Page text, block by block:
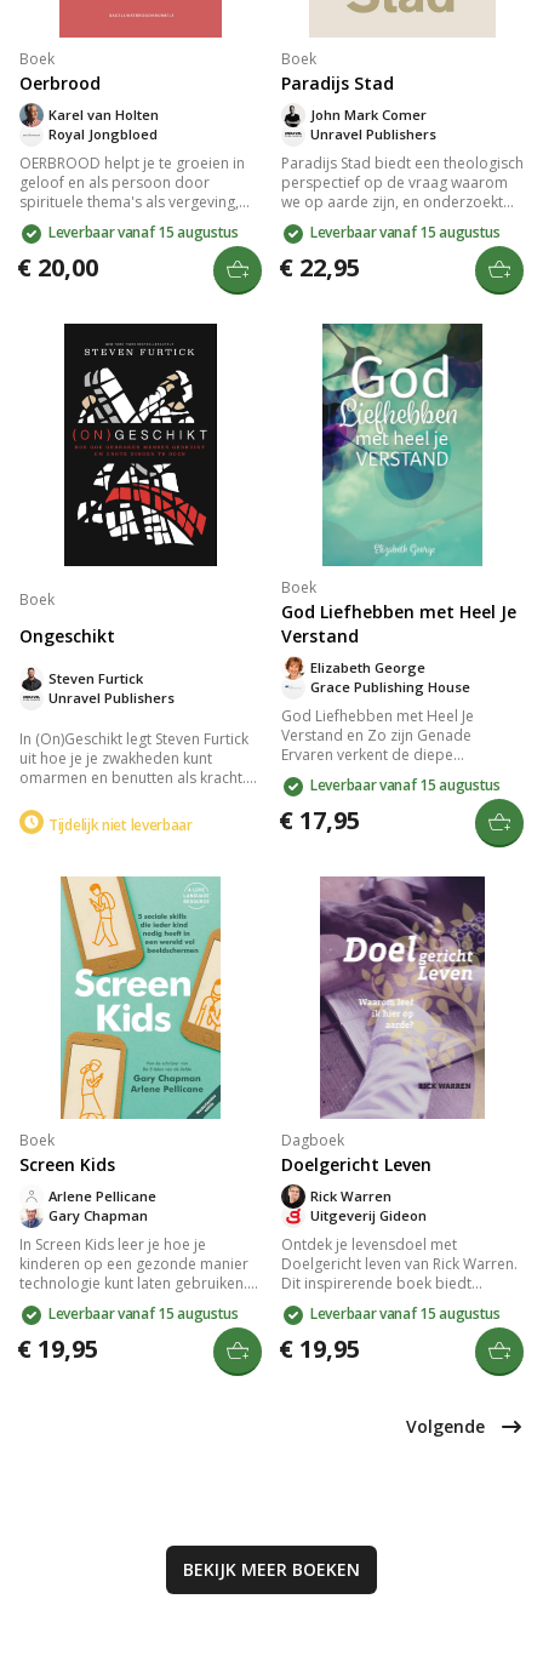
Boek
Oerbrood
Royal Jongbloed
Karel van Holten
OERBROOD helpt je te groeien in
geloof en als persoon door
spirituele thema's als vergeving,
vreugde en eerlijkheid te
verkennen. Met 16 hoofdstukken
moedigt het boek aan tot
zelfreflectie en persoonlijke
ontwikkeling, waarbij geest, ziel en
levenservaring.
Leverbaar vanaf 15 augustus
€ 20,00
Boek
Paradijs Stad
Unravel Publishers
John Mark Comer
Paradijs Stad biedt een theologisch
perspectief op de vraag waarom
we op aarde zijn, en onderzoekt
de betekenis van werk, rust en
samenleving. Ontdek hoe je meer
voldoening uit je dagelijks leven
kunt halen en begrijp de waarde
Leverbaar vanaf 15 augustus
€ 22,95
Boek
Ongeschikt
Unravel Publishers
Steven Furtick
In (On)Geschikt legt Steven Furtick
uit hoe je je zwakheden kunt
omarmen en benutten als kracht.
leidraad, laat hij zien hoe God
gebroken mensen inzet voor grote
erkennen van je beperkingen en ze
gebruiken als instrumenten voor
groei en bestemming.
Tijdelijk niet leverbaar
Boek
God Liefhebben met Heel Je
Verstand
Grace Publishing House
Elizabeth George
God Liefhebben met Heel Je
Verstand en Zo zijn Genade
Ervaren verkent de diepe
verbinding tussen geloof en
verstand. Dit boek biedt inzichten
in hoe je met je geheel kunt
liefhebben en de betekenis van
genade kunt ervaren. Het biedt
leven vol spirituele groei en
verdieping van je relatie met God.
Een waardevolle gids voor
iedereen die zijn geloof wil
versterken.
Leverbaar vanaf 15 augustus
€ 17,95
Boek
Screen Kids
Gary Chapman
Arlene Pellicane
In Screen Kids leer je hoe je
kinderen op een gezonde manier
technologie kunt laten gebruiken.
Het boek biedt inzichten en
verhalen om
schermafhankelijkheid in huis te
verminderen en belicht vijf
essentiële sociale vaardigheden
Leverbaar vanaf 15 augustus
€ 19,95
Dagboek
Doelgericht Leven
Uitgeverij Gideon
Rick Warren
Ontdek je levensdoel met
Doelgericht leven van Rick Warren.
Dit inspirerende boek biedt
antwoorden op fundamentele
vragen en helpt je een doelgericht
leven te leiden. Leer je visie vinden,
echte vriendschappen opbouwen
en werken met je unieke kwaliteiten
transformerende 42-daagse reis.
Leverbaar vanaf 15 augustus
€ 19,95
Volgende
BEKIJK MEER BOEKEN